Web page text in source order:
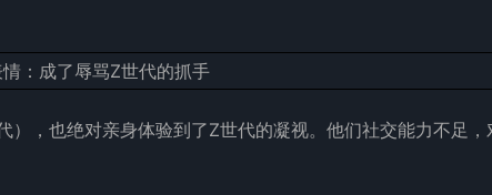
，也绝对亲身体验到了Z世代的凝视。他们社交能力不足，